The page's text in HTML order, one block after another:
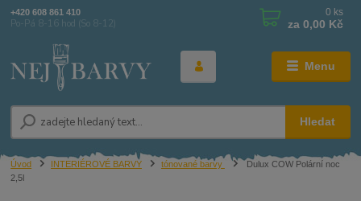
Menu
Hledat
+420 608 861 410
Po-Pá 8-16 hod (So 8-12)
0 ks
za 0,00 Kč
Úvod INTERIÉROVÉ BARVY tónované barvy
Dulux COW Polární noc
2,5l